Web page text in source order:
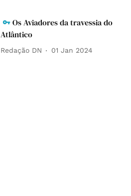
Os Aviadores da travessia do
Atlântico
Redação DN 01 Jan 2024